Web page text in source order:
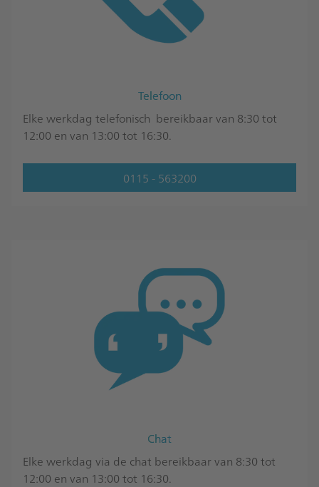
Telefoon
Elke werkdag telefonisch bereikbaar van 8:30 tot
12:00 en van 13:00 tot 16:30.
0115 - 563200
Chat
Elke werkdag via de chat bereikbaar van 8:30 tot
12:00 en van 13:00 tot 16:30.